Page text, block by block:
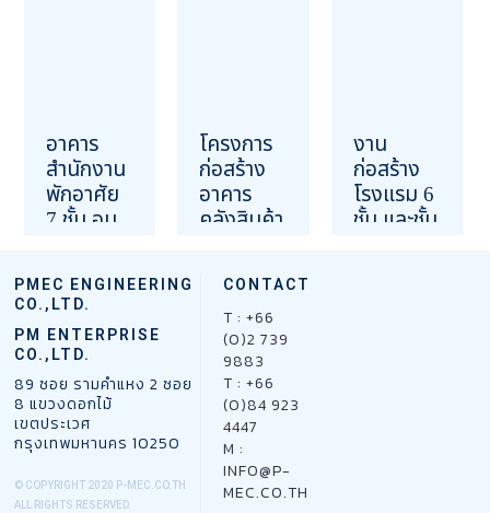
อาคาร
สำนักงาน
พักอาศัย
7 ชั้น อนุ
OUR PROJECT
โครงการ
ก่อสร้าง
อาคาร
คลังสินค้า
นครราชสี
13 กุมภาพันธ์ 2567
OUR PROJECT
งาน
ก่อสร้าง
โรงแรม 6
ชั้น และชั้น
PMEC ENGINEERING
CO.,LTD.
PM ENTERPRISE
CO.,LTD.
89 ซอย รามคำแหง 2 ซอย
8 แขวงดอกไม้
เขตประเวศ
กรุงเทพมหานคร 10250
© COPYRIGHT 2020 P-MEC.CO.TH
ALL RIGHTS RESERVED.
CONTACT
T : +66
(0)2 739
9883
T : +66
(0)84 923
4447
M :
INFO@P-
MEC.CO.TH